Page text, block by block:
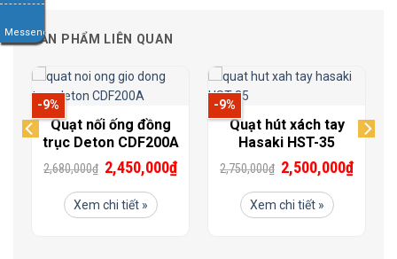
SẢN PHẨM LIÊN QUAN
-9%
Quạt nối ống đồng
trục Deton CDF200A
2,680,000₫ 2,450,000₫
Xem chi tiết »
-9%
Quạt hút xách tay
Hasaki HST-35
2,750,000₫ 2,500,000₫
Xem chi tiết »
Messenger